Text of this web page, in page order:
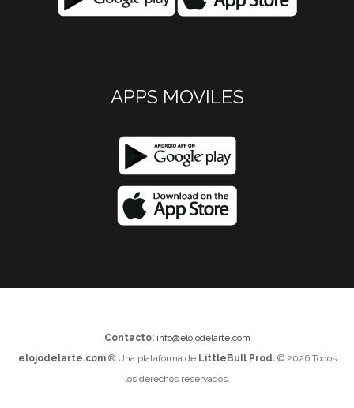
APPS MOVILES
Contacto: info@elojodelarte.com
elojodelarte.com® Una plataforma de LittleBull Prod.© 2026 Todos
los derechos reservados.